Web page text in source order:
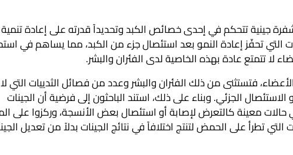
تتحكم في إحدى خصائص الكبد وتحديداً قدرته على إعادة تنمية
التي تحفّز إعادة النمو بعد استئصال جزء من الكبد، مما يساهم في
لا تتمتع عادة بهذه الخاصية لدى الفئران والبشر.
فتستثنى من ذلك الفئران والبشر وعدد من فصائل الثدييات التي لا
الجزئي. وبناء على ذلك، استند الباحثون إلى فرضية أن الجينات
معينة كالتعرض لإصابة أو استئصال بعض الأنسجة، وركزوا على
تطرأ على الحمض لتنتج اختلافاً في نتائج الجينات بدلاً من تعديل